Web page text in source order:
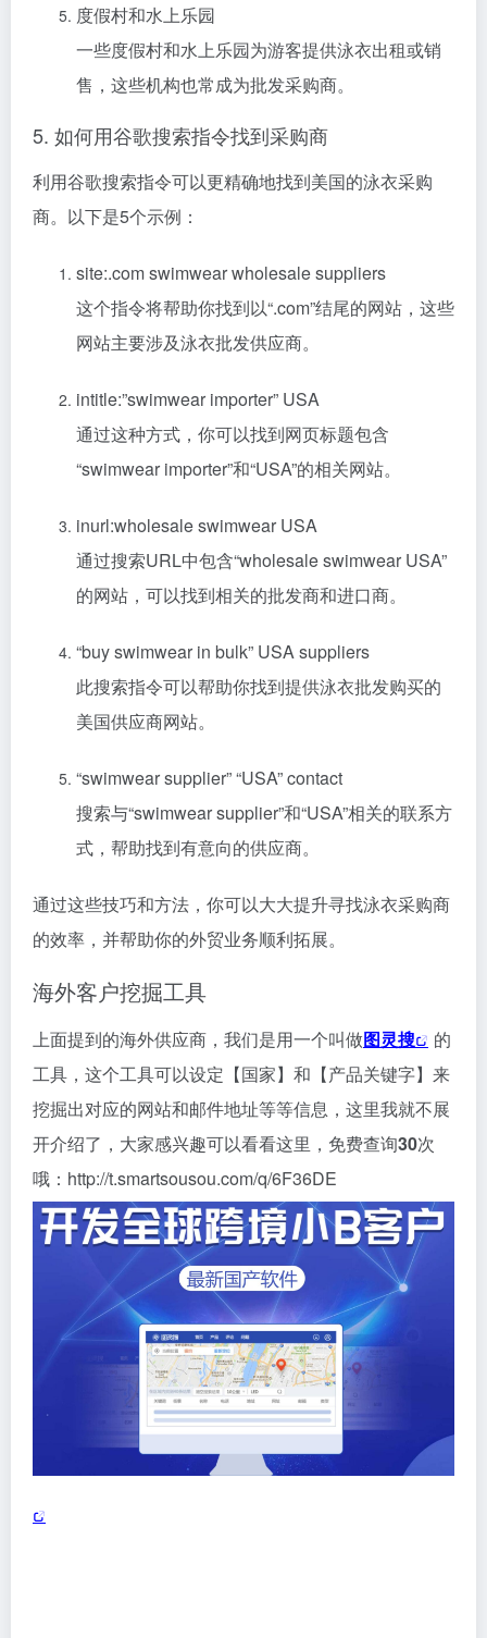
度假村和水上乐园
一些度假村和水上乐园为游客提供泳衣出租或销
售，这些机构也常成为批发采购商。
5. 如何用谷歌搜索指令找到采购商
利用谷歌搜索指令可以更精确地找到美国的泳衣采购
商。以下是5个示例：
site:.com swimwear wholesale suppliers
这个指令将帮助你找到以“.com”结尾的网站，这些
网站主要涉及泳衣批发供应商。
intitle:”swimwear importer” USA
通过这种方式，你可以找到网页标题包含
“swimwear importer”和“USA”的相关网站。
inurl:wholesale swimwear USA
通过搜索URL中包含“wholesale swimwear USA”
的网站，可以找到相关的批发商和进口商。
“buy swimwear in bulk” USA suppliers
此搜索指令可以帮助你找到提供泳衣批发购买的
美国供应商网站。
“swimwear supplier” “USA” contact
搜索与“swimwear supplier”和“USA”相关的联系方
式，帮助找到有意向的供应商。
通过这些技巧和方法，你可以大大提升寻找泳衣采购商
的效率，并帮助你的外贸业务顺利拓展。
海外客户挖掘工具
上面提到的海外供应商，我们是用一个叫做图灵搜
的
工具，这个工具可以设定【国家】和【产品关键字】来
挖掘出对应的网站和邮件地址等等信息，这里我就不展
开介绍了，大家感兴趣可以看看这里，免费查询30次
哦：http://t.smartsousou.com/q/6F36DE